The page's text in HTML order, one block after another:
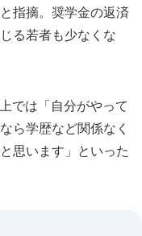
指摘。奨学金の返済
る若者も少なくな
では「自分がやって
ら学歴など関係なく
思います」といった